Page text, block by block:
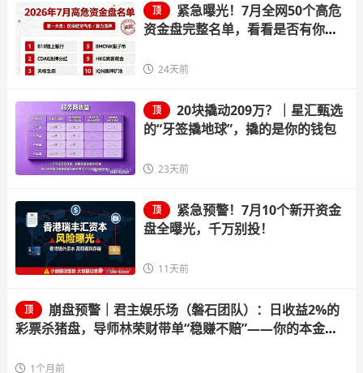
顶
紧急曝光！7月全网50个高危
资金盘完整名单，看看是否有你正
24天前
顶
20块撬动209万？｜星汇甄选
的“牙签撬地球”，撬的是你的钱包
23天前
顶
紧急预警！7月10个新开资金
盘全曝光，千万别投！
11天前
顶
崩盘预警｜君主娱乐场（磐石团队）：日收益2%的
彩票杀猪盘，导师林荣财带单“稳赚不赔”——你的本金正
1个月前